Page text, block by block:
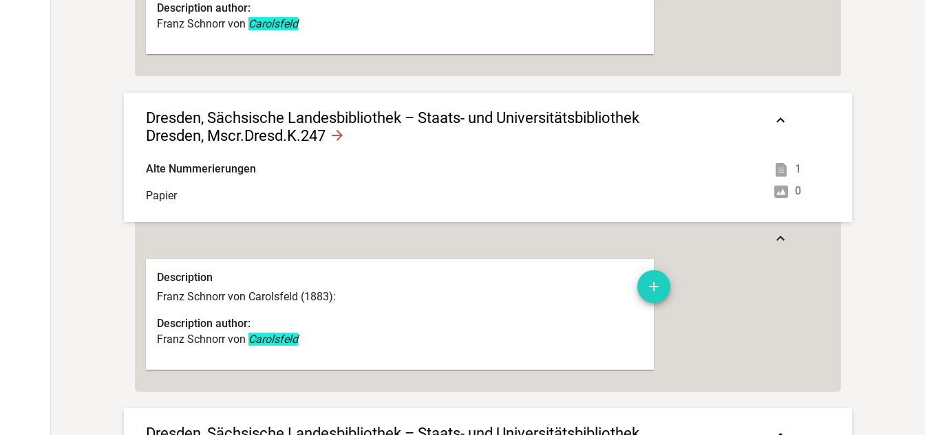
Description author:
Franz Schnorr von Carolsfeld
Dresden, Sächsische Landesbibliothek – Staats- und Universitätsbibliothek
Dresden, Mscr.Dresd.K.247
Alte Nummerierungen
Papier
1
0
Description
Franz Schnorr von Carolsfeld (1883):
Description author:
Franz Schnorr von Carolsfeld